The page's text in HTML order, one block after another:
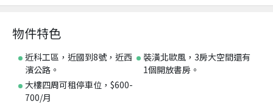
物件特色
近科工區，近國到8號，近西
濱公路。
裝潢北歐風，3房大空間還有
1個開放書房。
大樓四周可租停車位，$600-
700/月